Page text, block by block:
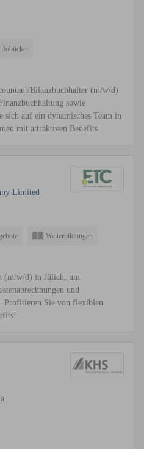
Jobticket
Bilanzbuchhalter (m/w/d)
sowie
sich auf ein dynamisches Team in
mit attraktiven Benefits.
Limited
Weiterbildungen
(m/w/d) in Jülich, um
und
Profitieren Sie von flexiblen